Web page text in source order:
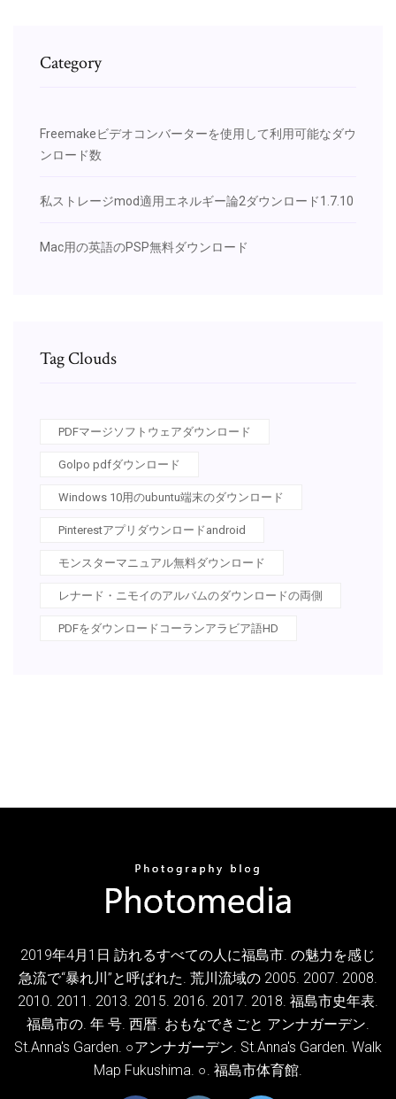
Category
Freemakeビデオコンバーターを使用して利用可能なダウ
ンロード数
私ストレージmod適用エネルギー論2ダウンロード1.7.10
Mac用の英語のPSP無料ダウンロード
Tag Clouds
PDFマージソフトウェアダウンロード
Golpo pdfダウンロード
Windows 10用のubuntu端末のダウンロード
Pinterestアプリダウンロードandroid
モンスターマニュアル無料ダウンロード
レナード・ニモイのアルバムのダウンロードの両側
PDFをダウンロードコーランアラビア語HD
2019年4月1日 訪れるすべての人に福島市. の魅力を感じ
急流で“暴れ川”と呼ばれた. 荒川流域の 2005. 2007. 2008.
2010. 2011. 2013. 2015. 2016. 2017. 2018. 福島市史年表.
福島市の. 年 号. 西暦. おもなできごと アンナガーデン.
St.Anna's Garden. ○アンナガーデン. St.Anna's Garden. Walk
Map Fukushima. ○. 福島市体育館.